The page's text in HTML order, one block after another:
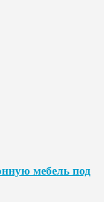
мебель под